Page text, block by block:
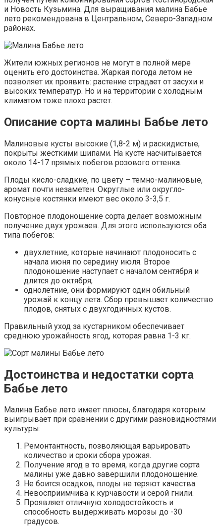
и Новость Кузьмина. Для выращивания малина Бабье
лето рекомендована в Центральном, Северо-Западном
районах.
Жители южных регионов не могут в полной мере
оценить его достоинства. Жаркая погода летом не
позволяет их проявить: растение страдает от засухи и
высоких температур. Но и на территории с холодным
климатом тоже плохо растет.
Описание сорта малины Бабье лето
Малиновые кусты высокие (1,8-2 м) и раскидистые,
покрыты жесткими шипами. На кусте насчитывается
около 14-17 прямых побегов розового оттенка.
Плоды кисло-сладкие, по цвету – темно-малиновые,
аромат почти незаметен. Округлые или округло-
конусные костянки имеют вес около 3-3,5 г.
Повторное плодоношение сорта делает возможным
получение двух урожаев. Для этого используются оба
типа побегов:
двухлетние, которые начинают плодоносить с
начала июня по середину июля. Второе
плодоношение наступает с началом сентября и
длится до октября;
однолетние, они формируют один обильный
урожай к концу лета. Сбор превышает количество
плодов, снятых с двухгодичных кустов.
Правильный уход за кустарником обеспечивает
среднюю урожайность ягод, которая равна 1-3 кг.
Достоинства и недостатки сорта
Бабье лето
Малина Бабье лето имеет плюсы, благодаря которым
выигрывает при сравнении с другими разновидностями
культуры:
Ремонтантность, позволяющая варьировать
количество и сроки сбора урожая.
Получение ягод в то время, когда другие сорта
малины уже давно завершили плодоношение.
Не боится осадков, плоды не теряют качества.
Невосприимчива к курчавости и серой гнили.
Проявляет отличную холодостойкость и
способность выдерживать морозы до -30
градусов.